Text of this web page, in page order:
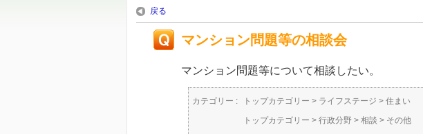
戻る
マンション問題等の相談会
マンション問題等について相談したい。
カテゴリー : トップカテゴリー > ライフステージ > 住まい
トップカテゴリー > 行政分野 > 相談 > その他